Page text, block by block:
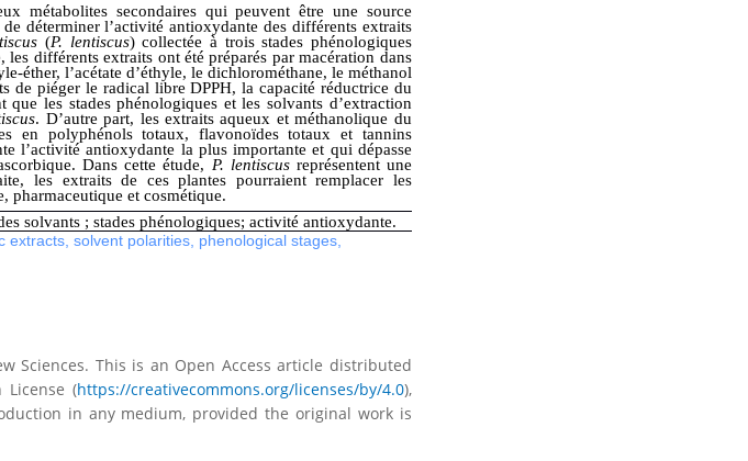
métabolites secondaires qui peuvent être une source
déterminer l’activité antioxydante des différents extraits
(P. lentiscus) collectée à trois stades phénologiques
différents extraits ont été préparés par macération dans
éther, l’acétate d’éthyle, le dichlorométhane, le méthanol
de piéger le radical libre DPPH, la capacité réductrice du
les stades phénologiques et les solvants d’extraction
. D’autre part, les extraits aqueux et méthanolique du
en polyphénols totaux, flavonoïdes totaux et tannins
l’activité antioxydante la plus importante et qui dépasse
Dans cette étude, P. lentiscusreprésentent une
les extraits de ces plantes pourraient remplacer les
pharmaceutique et cosmétique.
solvants ; stades phénologiques; activité antioxydante.
extracts, solvent polarities, phenological stages,
Sciences. This is an Open Access article distributed
License (https://creativecommons.org/licenses/by/4.0),
in any medium, provided the original work is